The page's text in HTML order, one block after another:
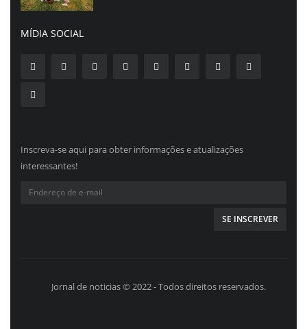
MÍDIA SOCIAL
Inscreva-se aqui para obter informações e atualizações
interessantes!
Jornal de noticias © 2022 - Todos direitos reservados.